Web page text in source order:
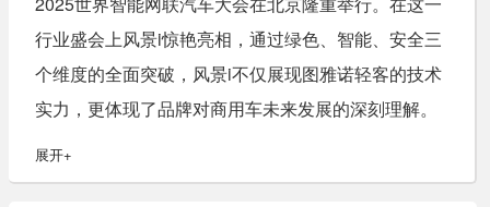
行业盛会上风景i惊艳亮相，通过绿色、智能、安全三
个维度的全面突破，风景i不仅展现图雅诺轻客的技术
实力，更体现了品牌对商用车未来发展的深刻理解。
展开+